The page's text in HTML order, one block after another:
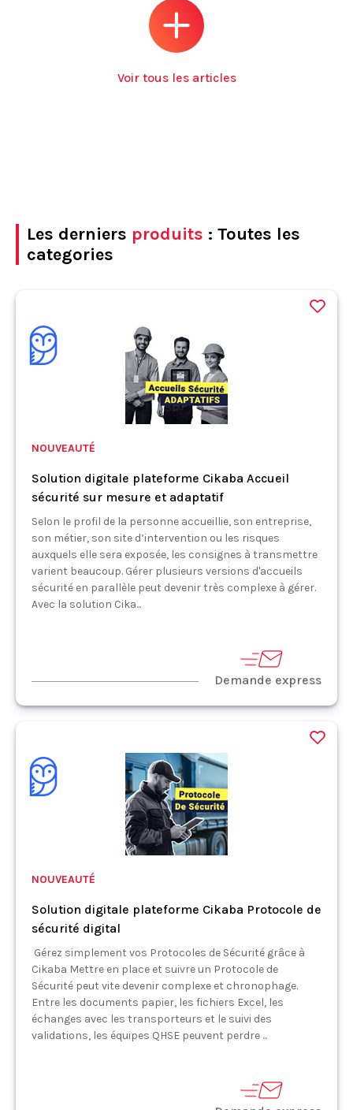
Voir tous les articles
Les derniers produits : Toutes les
categories
NOUVEAUTÉ
Solution digitale plateforme Cikaba Accueil
sécurité sur mesure et adaptatif
Selon le profil de la personne accueillie, son entreprise,
son métier, son site d’intervention ou les risques
auxquels elle sera exposée, les consignes à transmettre
varient beaucoup. Gérer plusieurs versions d'accueils
sécurité en parallèle peut devenir très complexe à gérer.
Avec la solution Cika...
Demande express
NOUVEAUTÉ
Solution digitale plateforme Cikaba Protocole de
sécurité digital
Gérez simplement vos Protocoles de Sécurité grâce à
Cikaba Mettre en place et suivre un Protocole de
Sécurité peut vite devenir complexe et chronophage.
Entre les documents papier, les fichiers Excel, les
échanges avec les transporteurs et le suivi des
validations, les équipes QHSE peuvent perdre ...